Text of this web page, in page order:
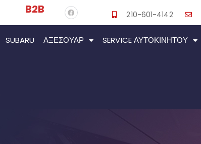
B2B 210-601-4142
SUBARU ΑΞΕΣΟΥΆΡ SERVICE ΑΥΤΟΚΙΝΉΤΟΥ